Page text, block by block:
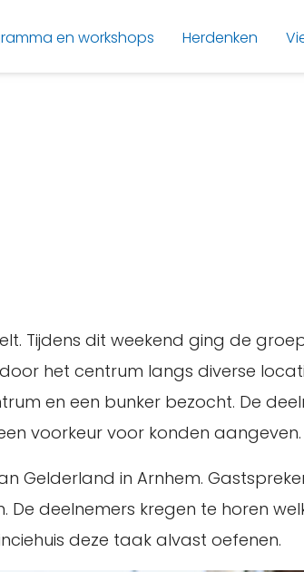
en workshops Herdenken
Tijdens dit weekend ging de
het centrum langs diverse
en een bunker bezocht. De
voorkeur voor konden aangeven.
Gelderland in Arnhem.
deelnemers kregen te horen
deze taak alvast oefenen.